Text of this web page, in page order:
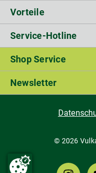
Vorteile
Service-Hotline
Shop Service
Newsletter
© 2026